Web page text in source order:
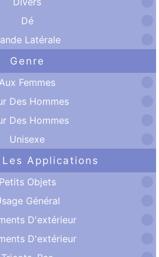
Dé
Latérale
Genre
Aux Femmes
Des Hommes
Des Hommes
Unisexe
Applications
Petits Objets
Général
D'extérieur
D'extérieur